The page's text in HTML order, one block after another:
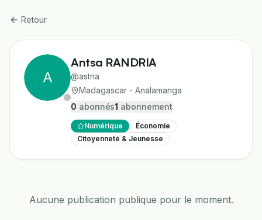
Retour
A
Antsa RANDRIA
@astna
Madagascar - Analamanga
0 abonnés1 abonnement
Numérique
Économie
Citoyenneté & Jeunesse
Aucune publication publique pour le moment.